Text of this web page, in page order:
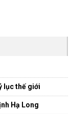
lục thế giới
Hạ Long